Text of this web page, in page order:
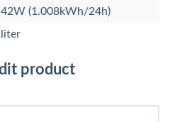
(1.008kWh/24h)
product